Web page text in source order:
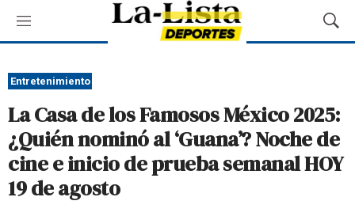
M
e
ú
M
o
a
r
B
ú
Entretenimiento
La Casa de los Famosos México 2025:
¿Quién nominó al ‘Guana’? Noche de
cine e inicio de prueba semanal HOY
19 de agosto